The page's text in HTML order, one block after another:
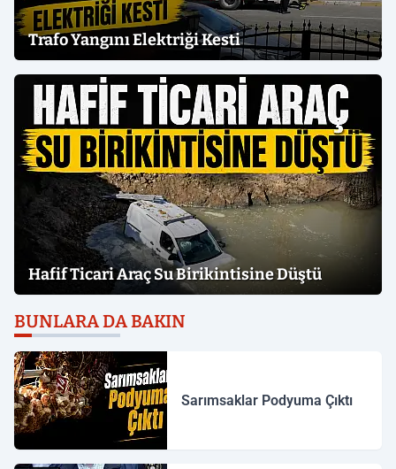
Trafo Yangını Elektriği Kesti
Hafif Ticari Araç Su Birikintisine Düştü
BUNLARA DA BAKIN
Sarımsaklar Podyuma Çıktı